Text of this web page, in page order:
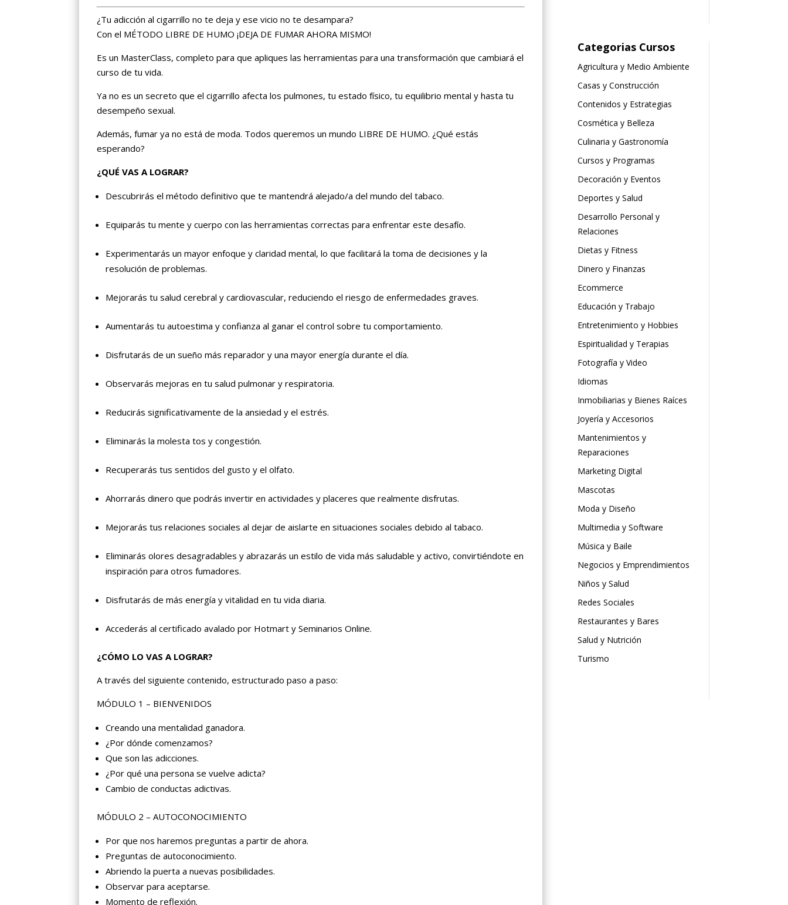
¿Tu adicción al cigarrillo no te deja y ese vicio no te desampara?
Con el MÉTODO LIBRE DE HUMO ¡DEJA DE FUMAR AHORA MISMO!
Es un MasterClass, completo para que apliques las herramientas para una transformación que cambiará el
curso de tu vida.
Ya no es un secreto que el cigarrillo afecta los pulmones, tu estado físico, tu equilibrio mental y hasta tu
desempeño sexual.
Además, fumar ya no está de moda. Todos queremos un mundo LIBRE DE HUMO. ¿Qué estás
esperando?
¿QUÉ VAS A LOGRAR?
Descubrirás el método definitivo que te mantendrá alejado/a del mundo del tabaco.
Equiparás tu mente y cuerpo con las herramientas correctas para enfrentar este desafío.
Experimentarás un mayor enfoque y claridad mental, lo que facilitará la toma de decisiones y la
resolución de problemas.
Mejorarás tu salud cerebral y cardiovascular, reduciendo el riesgo de enfermedades graves.
Aumentarás tu autoestima y confianza al ganar el control sobre tu comportamiento.
Disfrutarás de un sueño más reparador y una mayor energía durante el día.
Observarás mejoras en tu salud pulmonar y respiratoria.
Reducirás significativamente de la ansiedad y el estrés.
Eliminarás la molesta tos y congestión.
Recuperarás tus sentidos del gusto y el olfato.
Ahorrarás dinero que podrás invertir en actividades y placeres que realmente disfrutas.
Mejorarás tus relaciones sociales al dejar de aislarte en situaciones sociales debido al tabaco.
Eliminarás olores desagradables y abrazarás un estilo de vida más saludable y activo, convirtiéndote en
inspiración para otros fumadores.
Disfrutarás de más energía y vitalidad en tu vida diaria.
Accederás al certificado avalado por Hotmart y Seminarios Online.
¿CÓMO LO VAS A LOGRAR?
A través del siguiente contenido, estructurado paso a paso:
MÓDULO 1 – BIENVENIDOS
Creando una mentalidad ganadora.
¿Por dónde comenzamos?
Que son las adicciones.
¿Por qué una persona se vuelve adicta?
Cambio de conductas adictivas.
MÓDULO 2 – AUTOCONOCIMIENTO
Por que nos haremos preguntas a partir de ahora.
Preguntas de autoconocimiento.
Abriendo la puerta a nuevas posibilidades.
Observar para aceptarse.
Momento de reflexión.
Categorias Cursos
Agricultura y Medio Ambiente
Casas y Construcción
Contenidos y Estrategias
Cosmética y Belleza
Culinaria y Gastronomía
Cursos y Programas
Decoración y Eventos
Deportes y Salud
Desarrollo Personal y
Relaciones
Dietas y Fitness
Dinero y Finanzas
Ecommerce
Educación y Trabajo
Entretenimiento y Hobbies
Espiritualidad y Terapias
Fotografía y Video
Idiomas
Inmobiliarias y Bienes Raíces
Joyería y Accesorios
Mantenimientos y
Reparaciones
Marketing Digital
Mascotas
Moda y Diseño
Multimedia y Software
Música y Baile
Negocios y Emprendimientos
Niños y Salud
Redes Sociales
Restaurantes y Bares
Salud y Nutrición
Turismo